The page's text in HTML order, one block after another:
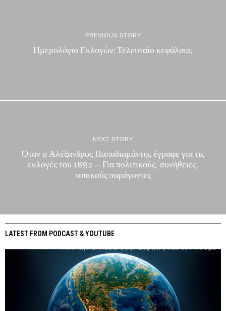
PREVIOUS STORY
Ημερολόγιο Εκλογών: Τελευταίο κεφάλαιο;
NEXT STORY
Όταν ο Αλέξανδρος Παπαδιαμάντης έγραφε για τις
εκλογές του 1892 – Για πολιτικούς, συνήθειες,
τοπικούς παράγοντες
LATEST FROM PODCAST & YOUTUBE